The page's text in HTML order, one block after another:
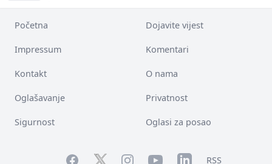
Početna Dojavite vijest
Impressum Komentari
Kontakt O nama
Oglašavanje Privatnost
Sigurnost Oglasi za posao
FacebookTwitterInstagramYouTubeLinkedInRSS